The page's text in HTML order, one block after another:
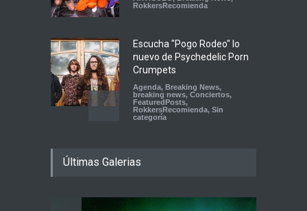
RokkersRecomienda
Escucha "Pogo Rodeo" lo
nuevo de Psychedelic Porn
Crumpets
Agenda, Breaking News,
breaking news, Conciertos,
FeaturedPosts,
RokkersRecomienda, Sin
categoría
en el Auditorio BB de la
news,Breaking News,
Últimas Galerias